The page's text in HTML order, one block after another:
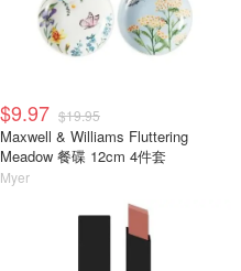
$9.97 $19.95
Maxwell & Williams Fluttering
Meadow 餐碟 12cm 4件套
Myer